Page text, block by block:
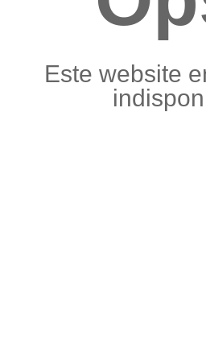
Este website